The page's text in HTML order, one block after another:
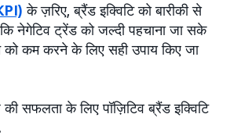
के ज़रिए, ब्रैंड इक्विटि को बारीकी से
नेगेटिव ट्रेंड को जल्दी पहचाना जा सके
कम करने के लिए सही उपाय किए जा
सफलता के लिए पॉज़िटिव ब्रैंड इक्विटि